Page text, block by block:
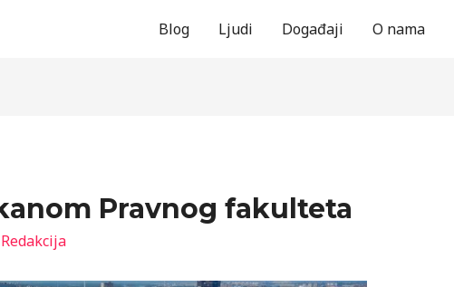
Blog Ljudi Događaji O nama
Pravnog fakulteta
Redakcija